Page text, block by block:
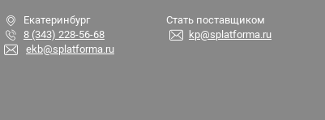
Екатеринбург
8 (343) 228-56-68
ekb@splatforma.ru
Стать поставщиком
kp@splatforma.ru